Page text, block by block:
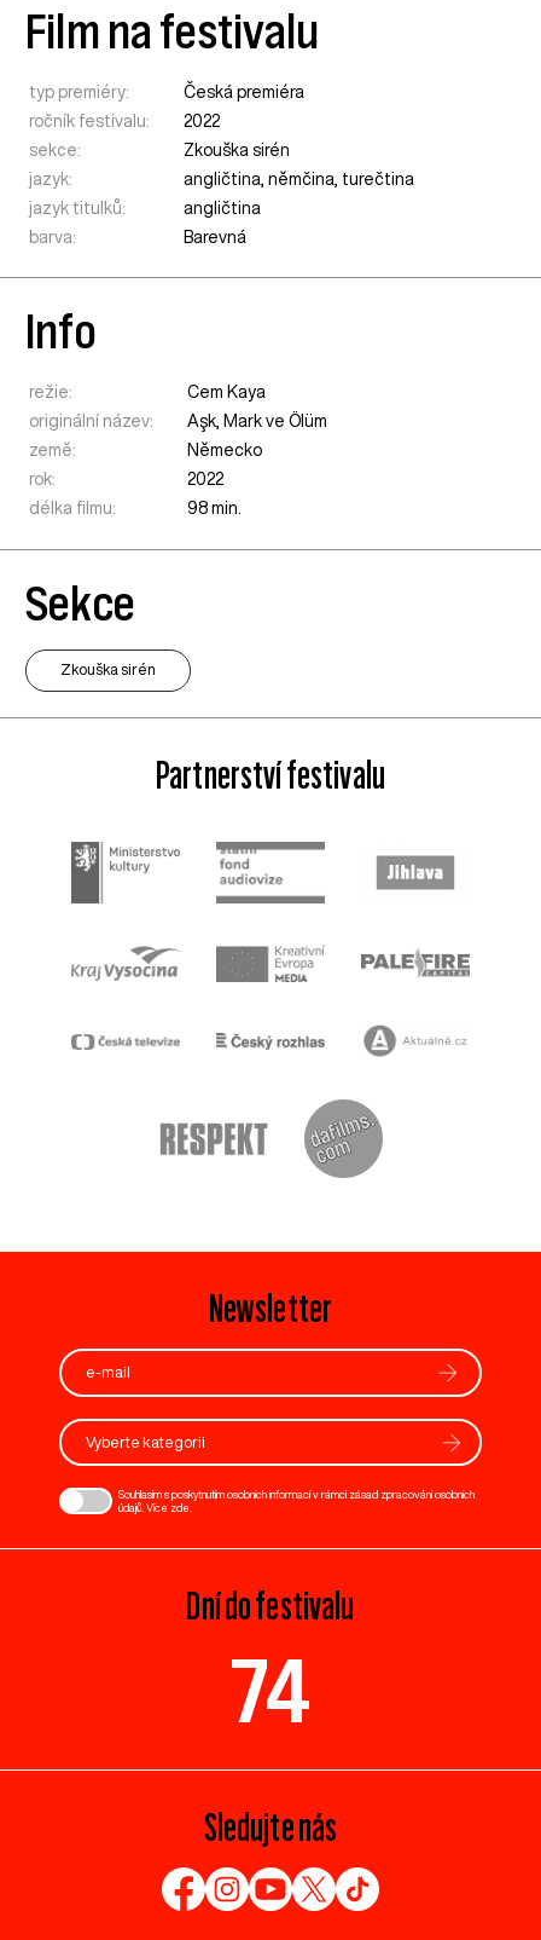
Film na festivalu
typ premiéry:
Česká premiéra
ročník festivalu:
2022
sekce:
Zkouška sirén
jazyk:
angličtina, němčina, turečtina
jazyk titulků:
angličtina
barva:
Barevná
Info
režie:
Cem Kaya
originální název:
Aşk, Mark ve Ölüm
země:
Německo
rok:
2022
délka filmu:
98 min.
Sekce
Zkouška sirén
Partnerství festivalu
Newsletter
Vyberte kategorii
Souhlasím s poskytnutím osobních informací v rámci zásad zpracování osobních
údajů. Více zde
Dní do festivalu
74
Sledujte nás